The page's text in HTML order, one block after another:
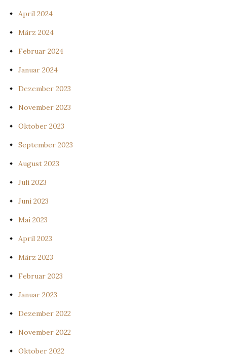
April 2024
März 2024
Februar 2024
Januar 2024
Dezember 2023
November 2023
Oktober 2023
September 2023
August 2023
Juli 2023
Juni 2023
Mai 2023
April 2023
März 2023
Februar 2023
Januar 2023
Dezember 2022
November 2022
Oktober 2022